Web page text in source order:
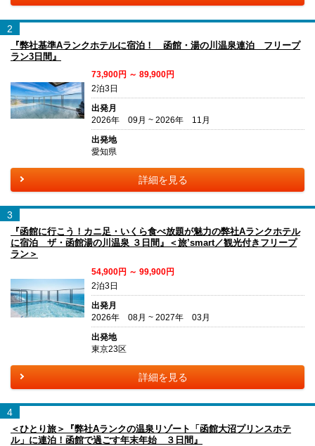
2
『弊社基準Aランクホテルに宿泊！ 函館・湯の川温泉連泊 フリープ
ラン3日間』
73,900円 ～ 89,900円
2泊3日
出発月
2026年 09月 ~ 2026年 11月
出発地
愛知県
詳細を見る
3
『函館に行こう！カニ足・いくら食べ放題が魅力の弊社Aランクホテル
に宿泊 ザ・函館湯の川温泉 ３日間』＜旅’smart／観光付きフリープ
ラン＞
54,900円 ～ 99,900円
2泊3日
出発月
2026年 08月 ~ 2027年 03月
出発地
東京23区
詳細を見る
4
＜ひとり旅＞『弊社Aランクの温泉リゾート「函館大沼プリンスホテ
ル」に連泊！函館で過ごす年末年始 ３日間』